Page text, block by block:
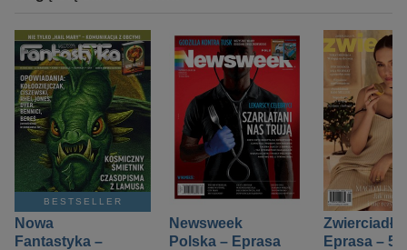
BESTSELLER
Nowa
Fantastyka –
Newsweek
Polska – Eprasa
Zwierciadło
Eprasa – 5/